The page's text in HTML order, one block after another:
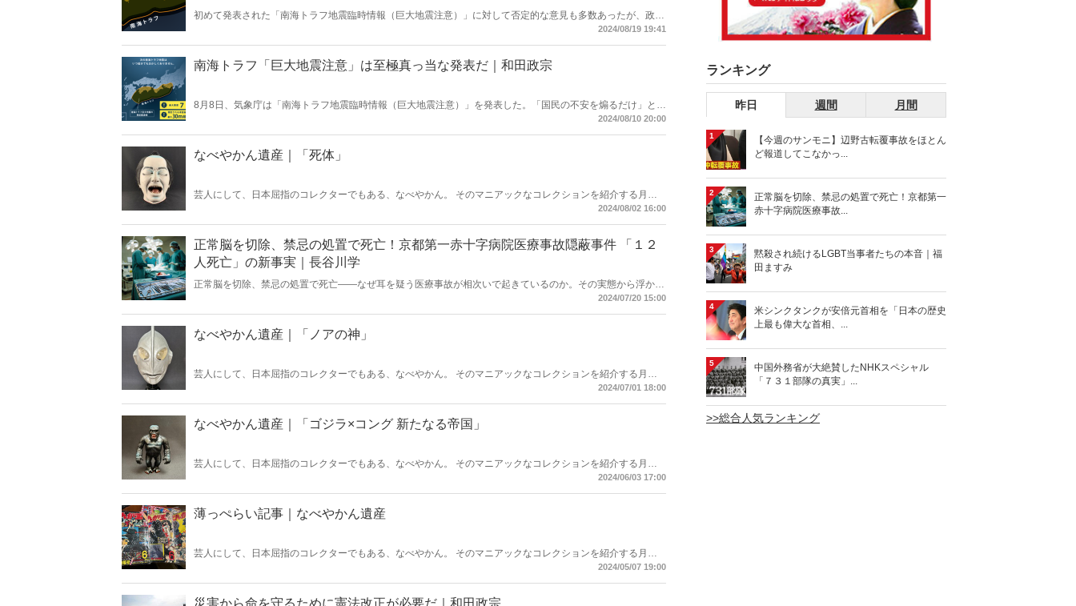
初めて発表された「南海トラフ地震臨時情報（巨大地震注意）」に対して否定的な意見も多数あったが、政府
2024/08/19 19:41
南海トラフ「巨大地震注意」は至極真っ当な発表だ｜和田政宗
8月8日、気象庁は「南海トラフ地震臨時情報（巨大地震注意）」を発表した。「国民の不安を煽るだけ」とい
う否定的な意見もあるが、はたして本当にそうなのか。この情報をどう見ればよいか、解説する。（サムネイ
2024/08/10 20:00
なべやかん遺産｜「死体」
芸人にして、日本屈指のコレクターでもある、なべやかん。 そのマニアックなコレクションを紹介する月刊
『Hanada』の好評連載「なべやかん遺産」がますますパワーアップして「Hanadaプラス」にお引越し！ 今
2024/08/02 16:00
正常脳を切除、禁忌の処置で死亡！京都第一赤十字病院医療事故隠蔽事件 「１２
人死亡」の新事実｜長谷川学
正常脳を切除、禁忌の処置で死亡――なぜ耳を疑う医療事故が相次いで起きているのか。その実態から浮かび
あがってきた驚くべき杜撰さと隠蔽体質。ジャーナリストの長谷川学氏が執念の取材で事件の真相を暴く。い
2024/07/20 15:00
なべやかん遺産｜「ノアの神」
芸人にして、日本屈指のコレクターでもある、なべやかん。 そのマニアックなコレクションを紹介する月刊
『Hanada』の好評連載「なべやかん遺産」がますますパワーアップして「Hanadaプラス」にお引越し！ 今
2024/07/01 18:00
なべやかん遺産｜「ゴジラ×コング 新たなる帝国」
芸人にして、日本屈指のコレクターでもある、なべやかん。 そのマニアックなコレクションを紹介する月刊
『Hanada』の好評連載「なべやかん遺産」がますますパワーアップして「Hanadaプラス」にお引越し！ 今
2024/06/03 17:00
薄っぺらい記事｜なべやかん遺産
芸人にして、日本屈指のコレクターでもある、なべやかん。 そのマニアックなコレクションを紹介する月刊
『Hanada』の好評連載「なべやかん遺産」がますますパワーアップして「Hanadaプラス」にお引越し！ 今
2024/05/07 19:00
災害から命を守るために憲法改正が必要だ｜和田政宗
ランキング
昨日 週間 月間
1
【今週のサンモニ】辺野古転覆事故をほとん
ど報道してこなかっ...
2
正常脳を切除、禁忌の処置で死亡！京都第一
赤十字病院医療事故...
3
黙殺され続けるLGBT当事者たちの本音｜福
田ますみ
4
米シンクタンクが安倍元首相を「日本の歴史
上最も偉大な首相、...
5
中国外務省が大絶賛したNHKスペシャル
「７３１部隊の真実」...
>>総合人気ランキング